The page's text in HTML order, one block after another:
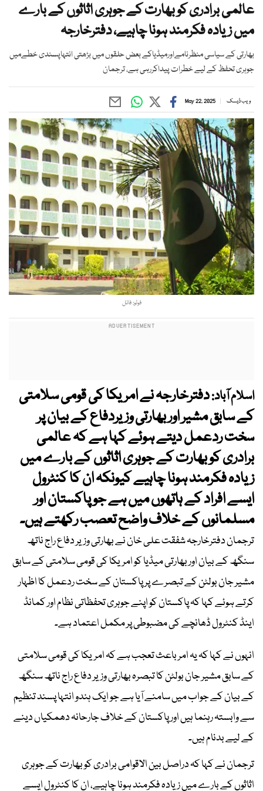
عالمی برادری کو بھارت کے جوہری اثاثوں کے بارے
میں زیادہ فکرمند ہونا چاہیے، دفترخارجہ
بھارتی کے سیاسی منظرنامےاورمیڈیاکے بعض حلقوں میں بڑھتی انتہاپسندی خطےمیں
جوہری تحفظ کے لیے خطرات پیداکررہی ہے، ترجمان
ویب ڈیسک May 22, 2025
فوٹو: فائل
اسلام آباد:دفترخارجہ نے امریکا کی قومی سلامتی
کے سابق مشیر اور بھارتی وزیردفاع کے بیان پر
سخت ردعمل دیتے ہوئے کہا ہے کہ عالمی
برادری کو بھارت کے جوہری اثاثوں کے بارے میں
زیادہ فکرمند ہونا چاہیے کیونکہ ان کا کنٹرول
ایسے افراد کے ہاتھوں میں ہے جو پاکستان اور
مسلمانوں کے خلاف واضح تعصب رکھتے ہیں۔
ترجمان دفترخارجہ شفقت علی خان نے بھارتی وزیر دفاع راج ناتھ
سنگھ کے بیان اور بھارتی میڈیا کو امریکا کی قومی سلامتی کے سابق
مشیر جان بولٹن کے تبصرے پر پاکستان کے سخت ردعمل کا اظہار
کرتے ہوئے کہا کہ پاکستان کو اپنے جوہری تحفظاتی نظام اور کمانڈ
اینڈ کنٹرول ڈھانچے کی مضبوطی پر مکمل اعتماد ہے۔
انہوں نے کہا کہ یہ امر باعث تعجب ہے کہ امریکا کی قومی سلامتی
کے سابق مشیر جان بولٹن کا تبصرہ بھارتی وزیر دفاع راج ناتھ سنگھ
کے بیان کے جواب میں سامنے آیا ہے جو ایک ہندو انتہا پسند تنظیم
سے وابستہ رہنما ہیں اور پاکستان کے خلاف جارحانہ دھمکیاں دینے
کے لیے بدنام ہیں۔
ترجمان نے کہا کہ دراصل بین الاقوامی برادری کو بھارت کے جوہری
اثاثوں کے بارے میں زیادہ فکرمند ہونا چاہیے، ان کا کنٹرول ایسے